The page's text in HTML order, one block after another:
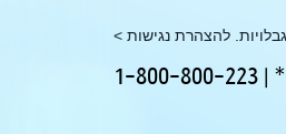
להצהרת נגישות >